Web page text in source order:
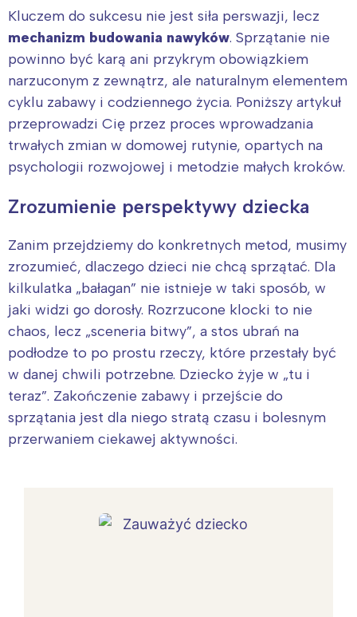
Kluczem do sukcesu nie jest siła perswazji, lecz
mechanizm budowania nawyków. Sprzątanie nie
powinno być karą ani przykrym obowiązkiem
narzuconym z zewnątrz, ale naturalnym elementem
cyklu zabawy i codziennego życia. Poniższy artykuł
przeprowadzi Cię przez proces wprowadzania
trwałych zmian w domowej rutynie, opartych na
psychologii rozwojowej i metodzie małych kroków.
Zrozumienie perspektywy dziecka
Zanim przejdziemy do konkretnych metod, musimy
zrozumieć, dlaczego dzieci nie chcą sprzątać. Dla
kilkulatka „bałagan” nie istnieje w taki sposób, w
jaki widzi go dorosły. Rozrzucone klocki to nie
chaos, lecz „sceneria bitwy”, a stos ubrań na
podłodze to po prostu rzeczy, które przestały być
w danej chwili potrzebne. Dziecko żyje w „tu i
teraz”. Zakończenie zabawy i przejście do
sprzątania jest dla niego stratą czasu i bolesnym
przerwaniem ciekawej aktywności.